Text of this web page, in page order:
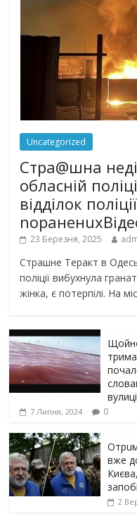
Uncategorized
Стра@шна
обласній
відділок
23 Березня, 2025
Страшне Теракт в
поліції вибухнула
жінка, є потерпілі. На
7 Липня, 2024 0
вже
2